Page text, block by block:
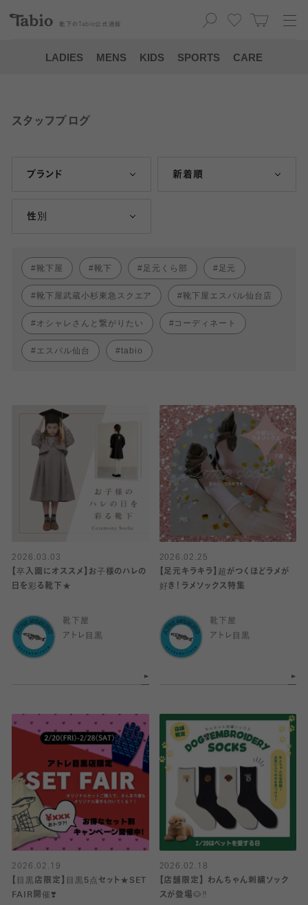
靴下の Tabio 公式通販
LADIES MENS KIDS SPORTS CARE
スタッフブログ
ブランド 新着順
性別
靴下屋 靴下 足元くら部 足元
靴下屋武蔵小杉東急スクエア 靴下屋エスパル仙台店
オシャレさんと繋がりたい コーディネート
エスパル仙台 tabio
2026.03.03
【卒入園にオススメ】お子様のハレの
日を彩る靴下★
靴下屋
アトレ目黒
2026.02.25
【足元キラキラ】超がつくほどラメが
好き！ラメソックス特集
靴下屋
アトレ目黒
2026.02.19
【目黒店限定】目黒5点セット★SET
FAIR開催❣️
2026.02.18
【店舗限定】 わんちゃん刺繍ソック
スが登場🐶‼️